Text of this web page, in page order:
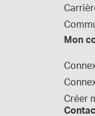
Mon
Créer